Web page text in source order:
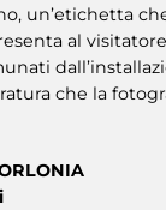
un’etichetta
al
che la